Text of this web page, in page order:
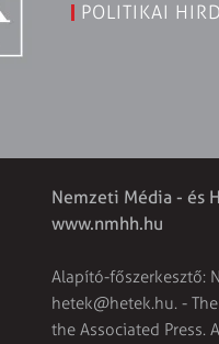
POLITIKAI
Nemzeti Média - és
www.nmhh.hu
Alapító-főszerkesztő:
hetek@hetek.hu. -
the Associated Press.